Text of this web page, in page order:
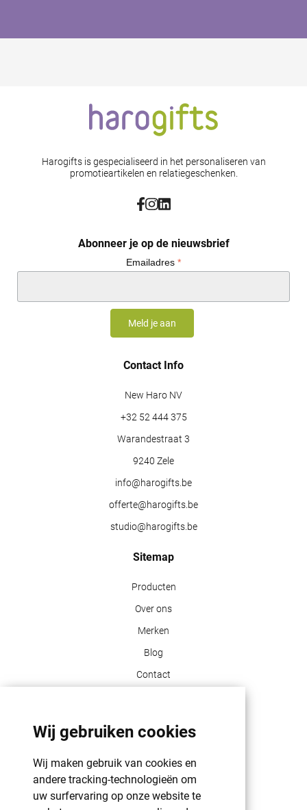
Wij gebruiken cookies
Wij maken gebruik van cookies en
andere tracking-technologieën om
uw surfervaring op onze website te
Harogifts is gespecialiseerd in het personaliseren van
promotieartikelen en relatiegeschenken.
Abonneer je op de nieuwsbrief
Emailadres *
Contact Info
New Haro NV
+32 52 444 375
Warandestraat 3
9240 Zele
info@harogifts.be
offerte@harogifts.be
studio@harogifts.be
Sitemap
Producten
Over ons
Merken
Blog
Contact
GDPR | PRIVACY POLICY | HAROGIFTS
PMS kleuren
Cookie beleid
Voorwaarden en bepalingen